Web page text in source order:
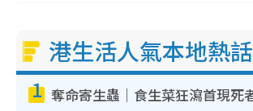
港生活人氣本地熱話
1